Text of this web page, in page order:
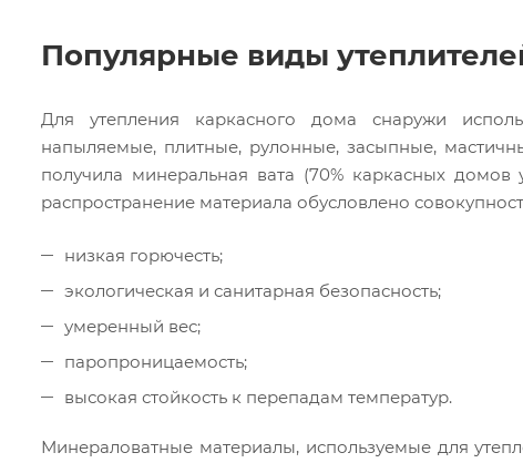
Популярные виды
Для утепления каркасного дома снаружи
напыляемые, плитные, рулонные, засыпные,
получила минеральная вата (70% каркасных
распространение материала обусловлено
низкая горючесть;
экологическая и санитарная безопасность;
умеренный вес;
паропроницаемость;
высокая стойкость к перепадам температур.
Минераловатные материалы, используемые для